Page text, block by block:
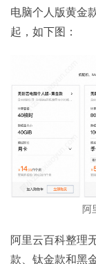
电脑个人版黄金
起，如下图：
阿
阿里云百科整理
款、钛金款和黑